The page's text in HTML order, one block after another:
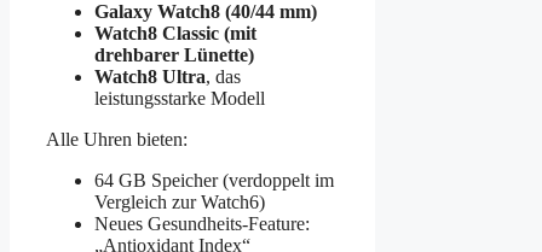
Galaxy Watch8 (40/44 mm)
Watch8 Classic (mit
drehbarer Lünette)
Watch8 Ultra, das
leistungsstarke Modell
Alle Uhren bieten:
64 GB Speicher (verdoppelt im
Vergleich zur Watch6)
Neues Gesundheits-Feature:
„Antioxidant Index“